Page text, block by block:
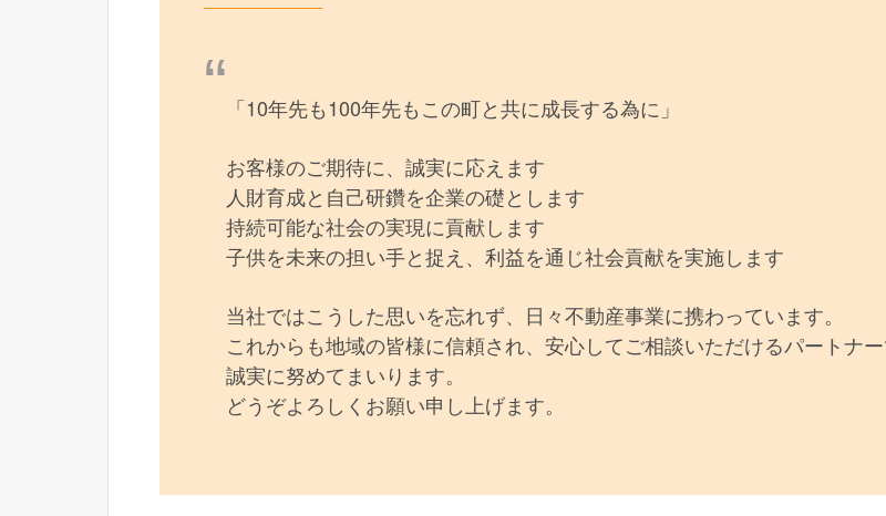
「10年先も100年先もこの町と共に成長する為に」
お客様のご期待に、誠実に応えます
人財育成と自己研鑽を企業の礎とします
持続可能な社会の実現に貢献します
子供を未来の担い手と捉え、利益を通じ社会貢献を実施します
当社ではこうした思いを忘れず、日々不動産事業に携わっています。
これからも地域の皆様に信頼され、安心してご相談いただけるパートナー
誠実に努めてまいります。
どうぞよろしくお願い申し上げます。